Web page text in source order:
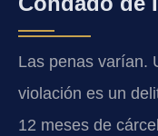
Las penas varían.
violación es un
12 meses de